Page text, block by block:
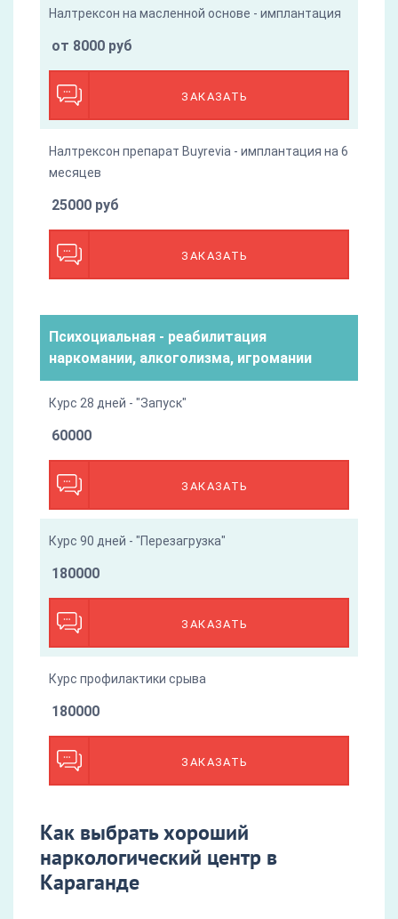
Налтрексон на масленной основе - имплантация
ЗАКАЗАТЬ
от 8000 руб
Налтрексон препарат Buyrevia - имплантация на 6
месяцев
ЗАКАЗАТЬ
25000 руб
Психоциальная - реабилитация
наркомании, алкоголизма, игромании
Курс 28 дней - "Запуск"
ЗАКАЗАТЬ
60000
Курс 90 дней - "Перезагрузка"
ЗАКАЗАТЬ
180000
Курс профилактики срыва
ЗАКАЗАТЬ
180000
Как выбрать хороший
наркологический центр в
Караганде